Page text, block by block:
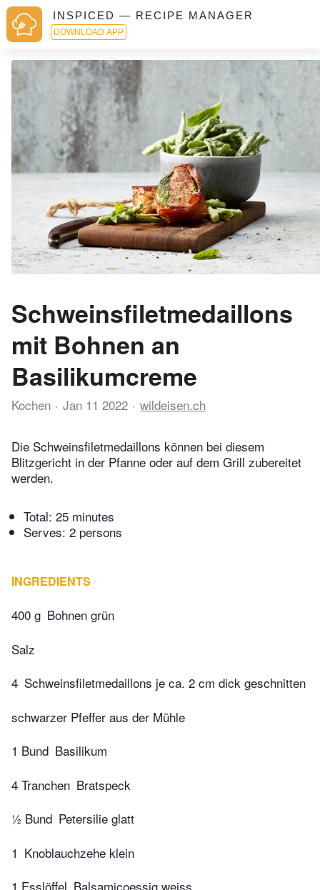
INSPICED — RECIPE MANAGER
DOWNLOAD APP
Schweinsfiletmedaillons
mit Bohnen an
Basilikumcreme
Kochen Jan 11 2022 wildeisen.ch
Die Schweinsfiletmedaillons können bei diesem
Blitzgericht in der Pfanne oder auf dem Grill zubereitet
werden.
Total: 25 minutes
Serves: 2 persons
INGREDIENTS
400 g Bohnen grün
Salz
4 Schweinsfiletmedaillons je ca. 2 cm dick geschnitten
schwarzer Pfeffer aus der Mühle
1 Bund Basilikum
4 Tranchen Bratspeck
½ Bund Petersilie glatt
1 Knoblauchzehe klein
1 Esslöffel Balsamicoessig weiss